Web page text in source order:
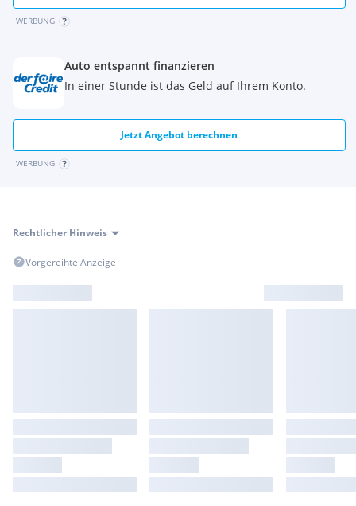
WERBUNG
Auto entspannt finanzieren
In einer Stunde ist das Geld auf Ihrem Konto.
Jetzt Angebot berechnen
WERBUNG
Rechtlicher Hinweis
Vorgereihte Anzeige